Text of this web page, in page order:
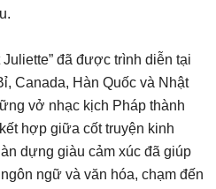
đã được trình diễn tại
Canada, Hàn Quốc và Nhật
vở nhạc kịch Pháp thành
hợp giữa cốt truyện kinh
dựng giàu cảm xúc đã giúp
ngữ và văn hóa, chạm đến